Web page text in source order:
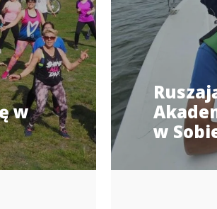
w
w